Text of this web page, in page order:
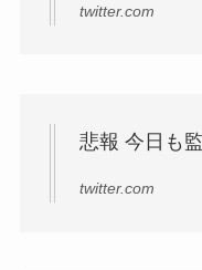
twitter.com
悲報 今日も
twitter.com